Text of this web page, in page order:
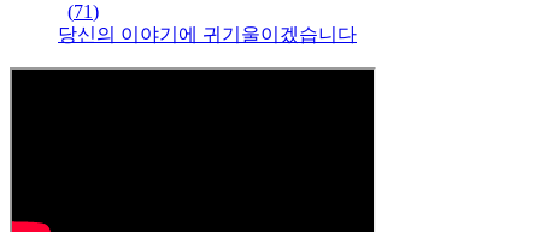
(71)
당신의 이야기에 귀기울이겠습니다